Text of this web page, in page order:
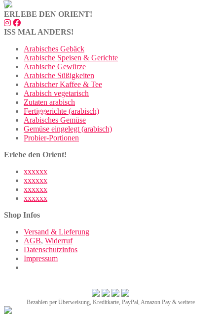
ERLEBE DEN ORIENT!
ISS MAL ANDERS!
Arabisches Gebäck
Arabische Speisen & Gerichte
Arabische Gewürze
Arabische Süßigkeiten
Arabischer Kaffee & Tee
Arabisch vegetarisch
Zutaten arabisch
Fertiggerichte (arabisch)
Arabisches Gemüse
Gemüse eingelegt (arabisch)
Probier-Portionen
Erlebe den Orient!
xxxxxx
xxxxxx
xxxxxx
xxxxxx
Shop Infos
Versand & Lieferung
AGB, Widerruf
Datenschutzinfos
Impressum